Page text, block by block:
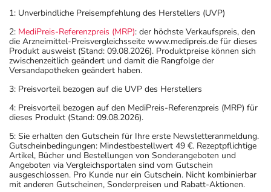
1: Unverbindliche Preisempfehlung des Herstellers (UVP)
2: MediPreis-Referenzpreis (MRP): der höchste Verkaufspreis, den
die Arzneimittel-Preisvergleichsseite www.medipreis.de für dieses
Produkt ausweist (Stand: 09.08.2026). Produktpreise können sich
zwischenzeitlich geändert und damit die Rangfolge der
Versandapotheken geändert haben.
3: Preisvorteil bezogen auf die UVP des Herstellers
4: Preisvorteil bezogen auf den MediPreis-Referenzpreis (MRP) für
dieses Produkt (Stand: 09.08.2026).
5: Sie erhalten den Gutschein für Ihre erste Newsletteranmeldung.
Gutscheinbedingungen: Mindestbestellwert 49 €. Rezeptpflichtige
Artikel, Bücher und Bestellungen von Sonderangeboten und
Angeboten via Vergleichsportalen sind vom Gutschein
ausgeschlossen. Pro Kunde nur ein Gutschein. Nicht kombinierbar
mit anderen Gutscheinen, Sonderpreisen und Rabatt-Aktionen.